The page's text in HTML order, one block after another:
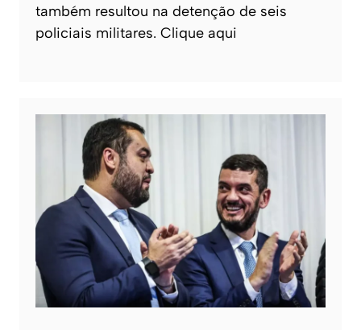
também resultou na detenção de seis
policiais militares. Clique aqui